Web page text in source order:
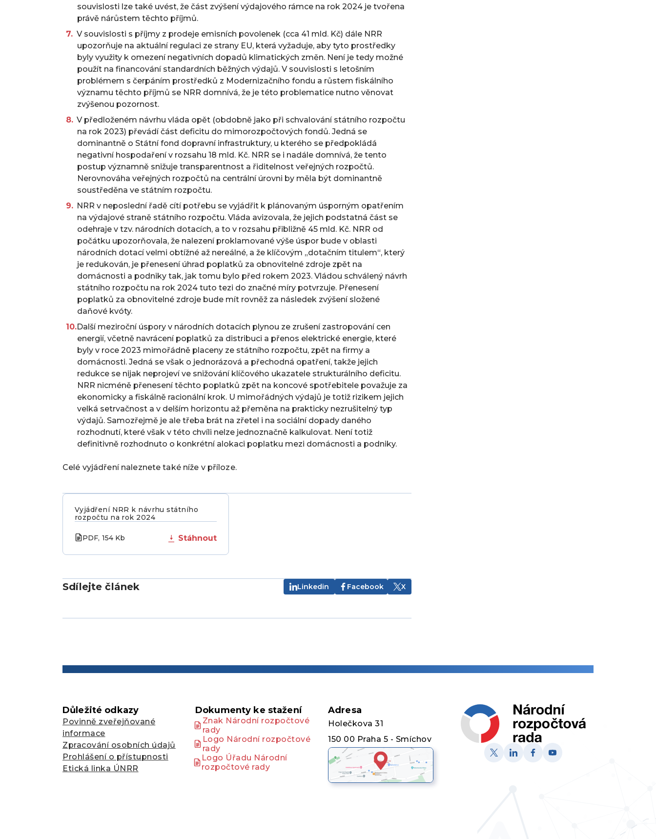
souvislosti lze také uvést, že část zvýšení výdajového rámce na rok 2024 je tvořena
právě nárůstem těchto příjmů.
V souvislosti s příjmy z prodeje emisních povolenek (cca 41 mld. Kč) dále NRR
upozorňuje na aktuální regulaci ze strany EU, která vyžaduje, aby tyto prostředky
byly využity k omezení negativních dopadů klimatických změn. Není je tedy možné
použít na financování standardních běžných výdajů. V souvislosti s letošním
problémem s čerpáním prostředků z Modernizačního fondu a růstem fiskálního
významu těchto příjmů se NRR domnívá, že je této problematice nutno věnovat
zvýšenou pozornost.
V předloženém návrhu vláda opět (obdobně jako při schvalování státního rozpočtu
na rok 2023) převádí část deficitu do mimorozpočtových fondů. Jedná se
dominantně o Státní fond dopravní infrastruktury, u kterého se předpokládá
negativní hospodaření v rozsahu 18 mld. Kč. NRR se i nadále domnívá, že tento
postup významně snižuje transparentnost a řiditelnost veřejných rozpočtů.
Nerovnováha veřejných rozpočtů na centrální úrovni by měla být dominantně
soustředěna ve státním rozpočtu.
NRR v neposlední řadě cítí potřebu se vyjádřit k plánovaným úsporným opatřením
na výdajové straně státního rozpočtu. Vláda avizovala, že jejich podstatná část se
odehraje v tzv. národních dotacích, a to v rozsahu přibližně 45 mld. Kč. NRR od
počátku upozorňovala, že nalezení proklamované výše úspor bude v oblasti
národních dotací velmi obtížné až nereálné, a že klíčovým „dotačním titulem“, který
je redukován, je přenesení úhrad poplatků za obnovitelné zdroje zpět na
domácnosti a podniky tak, jak tomu bylo před rokem 2023. Vládou schválený návrh
státního rozpočtu na rok 2024 tuto tezi do značné míry potvrzuje. Přenesení
poplatků za obnovitelné zdroje bude mít rovněž za následek zvýšení složené
daňové kvóty.
Další meziroční úspory v národních dotacích plynou ze zrušení zastropování cen
energií, včetně navrácení poplatků za distribuci a přenos elektrické energie, které
byly v roce 2023 mimořádně placeny ze státního rozpočtu, zpět na firmy a
domácnosti. Jedná se však o jednorázová a přechodná opatření, takže jejich
redukce se nijak neprojeví ve snižování klíčového ukazatele strukturálního deficitu.
NRR nicméně přenesení těchto poplatků zpět na koncové spotřebitele považuje za
ekonomicky a fiskálně racionální krok. U mimořádných výdajů je totiž rizikem jejich
velká setrvačnost a v delším horizontu až přeměna na prakticky nezrušitelný typ
výdajů. Samozřejmě je ale třeba brát na zřetel i na sociální dopady daného
rozhodnutí, které však v této chvíli nelze jednoznačně kalkulovat. Není totiž
definitivně rozhodnuto o konkrétní alokaci poplatku mezi domácnosti a podniky.
Celé vyjádření naleznete také níže v příloze.
Vyjádření NRR k návrhu státního
rozpočtu na rok 2024
PDF, 154 Kb Stáhnout
Sdílejte článek Linkedin Facebook X
Důležité odkazy
Povinně zveřejňované
informace
Zpracování osobních údajů
Prohlášení o přístupnosti
Etická linka ÚNRR
Dokumenty ke stažení
Znak Národní rozpočtové
rady
Logo Národní rozpočtové
rady
Logo Úřadu Národní
rozpočtové rady
Adresa
Holečkova 31
150 00 Praha 5 - Smíchov